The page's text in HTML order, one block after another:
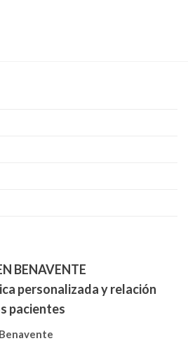
BENAVENTE
personalizada y relación
pacientes